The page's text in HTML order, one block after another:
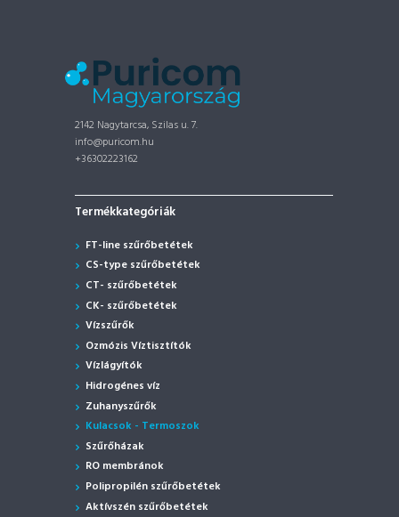
2142 Nagytarcsa, Szilas u. 7.
info@puricom.hu
+36302223162
Termékkategóriák
FT-line szűrőbetétek
CS-type szűrőbetétek
CT- szűrőbetétek
CK- szűrőbetétek
Vízszűrők
Ozmózis Víztisztítók
Vízlágyítók
Hidrogénes víz
Zuhanyszűrők
Kulacsok - Termoszok
Szűrőházak
RO membránok
Polipropilén szűrőbetétek
Aktívszén szűrőbetétek